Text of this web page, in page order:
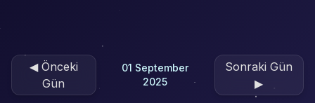
◀Önceki
Gün
01 September
2025
Sonraki Gün
▶